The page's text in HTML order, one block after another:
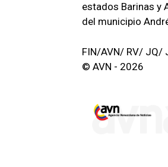
estados Barinas y
del municipio
FIN/AVN/ RV/ JQ/
© AVN - 2026